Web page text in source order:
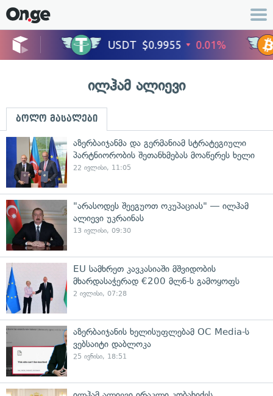
ილჰამ ალიევი
ბოლო მასალები
აზერბაიჯანმა და გერმანიამ სტრატეგიული
პარტნიორობის შეთანხმებას მოაწერეს ხელი
22 ივლისი, 11:05
"არასოდეს შეეგუოთ ოკუპაციას" — ილჰამ
ალიევი უკრაინას
13 ივლისი, 09:30
EU სამხრეთ კავკასიაში მშვიდობის
მხარდასაჭერად €200 მლნ-ს გამოყოფს
2 ივლისი, 07:28
აზერბაიჯანის ხელისუფლებამ OC Media-ს
ვებსაიტი დაბლოკა
25 ივნისი, 18:51